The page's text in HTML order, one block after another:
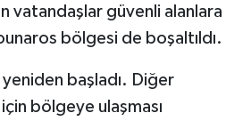
vatandaşlar güvenli alanlara
bölgesi de boşaltıldı.
başladı. Diğer
bölgeye ulaşması